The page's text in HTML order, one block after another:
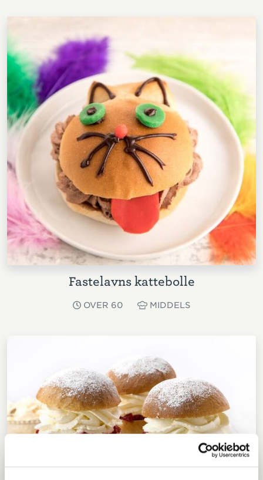
Fastelavns kattebolle
OVER 60 MIDDELS